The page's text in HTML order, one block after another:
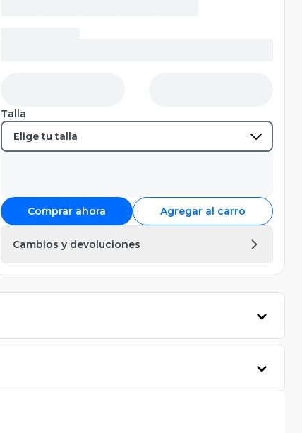
Talla
Comprar ahora Agregar al carro
Cambios y devoluciones